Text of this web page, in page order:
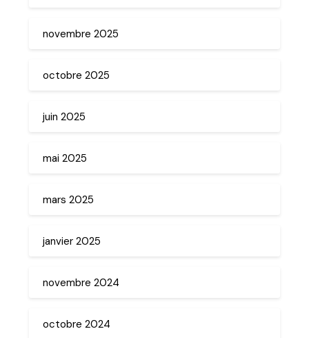
novembre 2025
octobre 2025
juin 2025
mai 2025
mars 2025
janvier 2025
novembre 2024
octobre 2024